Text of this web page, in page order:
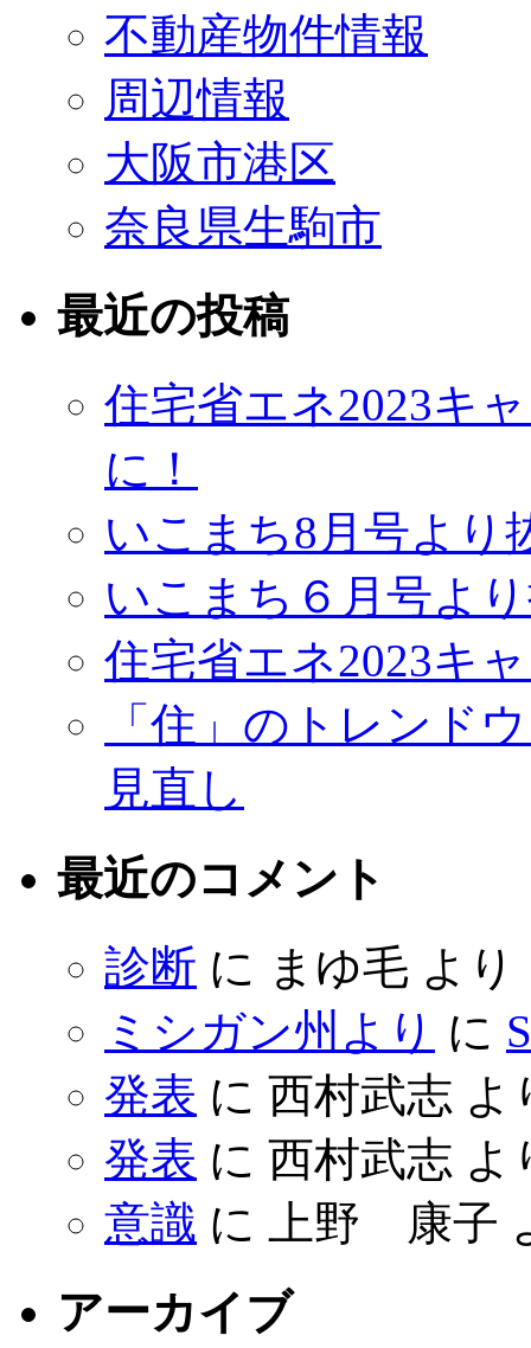
不動産物件情報
周辺情報
大阪市港区
奈良県生駒市
最近の投稿
住宅省エネ2023キ
に！
いこまち8月号よ
いこまち６月号よ
住宅省エネ2023キ
「住」のトレンド
見直し
最近のコメント
診断 に まゆ毛 より
ミシガン州より に
発表 に 西村武志 よ
発表 に 西村武志 よ
意識 に 上野 康子
アーカイブ